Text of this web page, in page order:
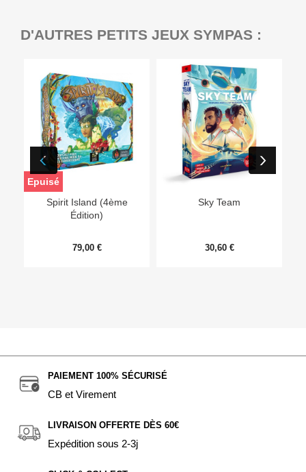
D'AUTRES PETITS JEUX SYMPAS :
Spirit Island (4ème
Édition)
79,00 €
Epuisé
Sky Team
30,60 €
PAIEMENT 100% SÉCURISÉ
CB et Virement
LIVRAISON OFFERTE DÈS 60€
Expédition sous 2-3j